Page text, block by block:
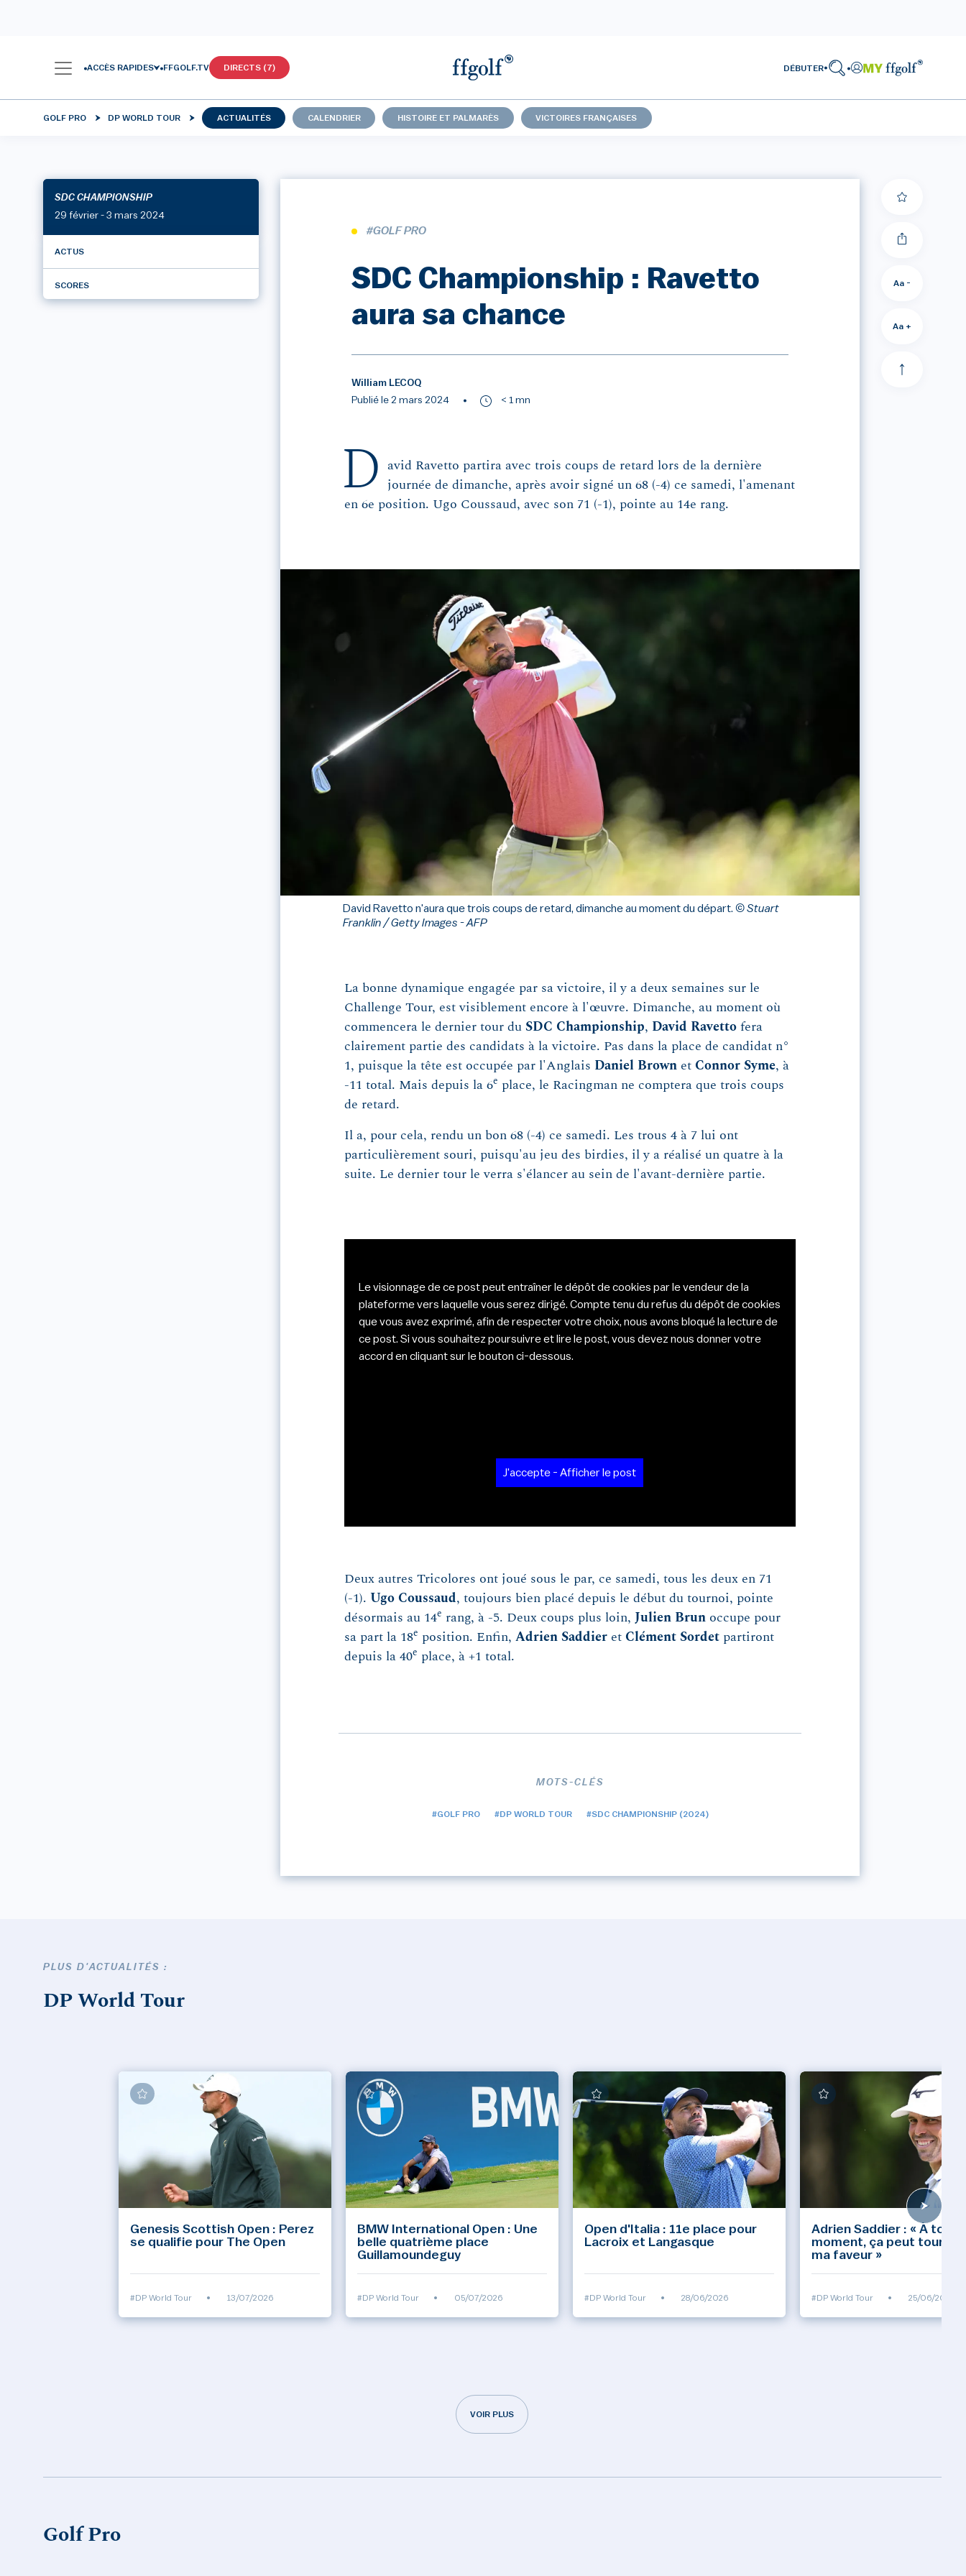
ACCÈS RAPIDES FFGOLF.TV DIRECTS (7) DÉBUTER
GOLF PRO DP WORLD TOUR ACTUALITÉS CALENDRIER HISTOIRE ET PALMARÈS VICTOIRES FRANÇAISES
SDC CHAMPIONSHIP
29 février - 3 mars 2024
ACTUS
SCORES
#GOLF PRO
SDC Championship : Ravetto
aura sa chance
William LECOQ
Publié le 2 mars 2024
< 1 mn
D
avid Ravetto partira avec trois coups de retard lors de la dernière
journée de dimanche, après avoir signé un 68 (-4) ce samedi, l'amenant
en 6e position. Ugo Coussaud, avec son 71 (-1), pointe au 14e rang.
David Ravetto n'aura que trois coups de retard, dimanche au moment du départ. © Stuart
Franklin / Getty Images - AFP
La bonne dynamique engagée par sa victoire, il y a deux semaines sur le
Challenge Tour, est visiblement encore à l'œuvre. Dimanche, au moment où
commencera le dernier tour du SDC Championship, David Ravetto fera
clairement partie des candidats à la victoire. Pas dans la place de candidat n°
1, puisque la tête est occupée par l'Anglais Daniel Brown et Connor Syme, à
-11 total. Mais depuis la 6e place, le Racingman ne comptera que trois coups
de retard.
Il a, pour cela, rendu un bon 68 (-4) ce samedi. Les trous 4 à 7 lui ont
particulièrement souri, puisqu'au jeu des birdies, il y a réalisé un quatre à la
suite. Le dernier tour le verra s'élancer au sein de l'avant-dernière partie.
Le visionnage de ce post peut entraîner le dépôt de cookies par le vendeur de la
plateforme vers laquelle vous serez dirigé. Compte tenu du refus du dépôt de cookies
que vous avez exprimé, afin de respecter votre choix, nous avons bloqué la lecture de
ce post. Si vous souhaitez poursuivre et lire le post, vous devez nous donner votre
accord en cliquant sur le bouton ci-dessous.
J'accepte - Afficher le post
Deux autres Tricolores ont joué sous le par, ce samedi, tous les deux en 71
(-1). Ugo Coussaud, toujours bien placé depuis le début du tournoi, pointe
désormais au 14e rang, à -5. Deux coups plus loin, Julien Brun occupe pour
sa part la 18e position. Enfin, Adrien Saddier et Clément Sordet partiront
depuis la 40e place, à +1 total.
MOTS-CLÉS
#GOLF PRO #DP WORLD TOUR #SDC CHAMPIONSHIP (2024)
Aa -
Aa +
PLUS D'ACTUALITÉS :
DP World Tour
Genesis Scottish Open : Perez
se qualifie pour The Open
#DP World Tour • 13/07/2026
BMW International Open : Une
belle quatrième place
Guillamoundeguy
#DP World Tour • 05/07/2026
Open d'Italia : 11e place pour
Lacroix et Langasque
#DP World Tour • 28/06/2026
Adrien Saddier : « À tout
moment, ça peut tourner
ma faveur »
#DP World Tour • 25/06/2026
VOIR PLUS
Golf Pro